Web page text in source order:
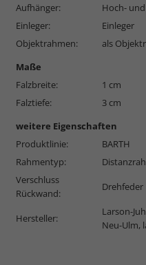
Aufhänger:
Hoch-
Einleger:
Einleger
Objektrahmen:
als
Maße
Falzbreite:
1 cm
Falztiefe:
3 cm
weitere Eigenschaften
Produktlinie:
BARTH
Rahmentyp:
Verschluss
Rückwand:
Drehfeder
Hersteller:
Larson-
Neu-Ulm,